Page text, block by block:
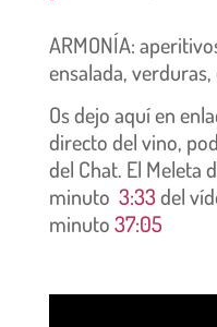
ARMONÍA:
ensalada, verduras,
Os dejo aquí en
directo del vino,
del Chat. El Meleta
minuto 3:33del
minuto37:05